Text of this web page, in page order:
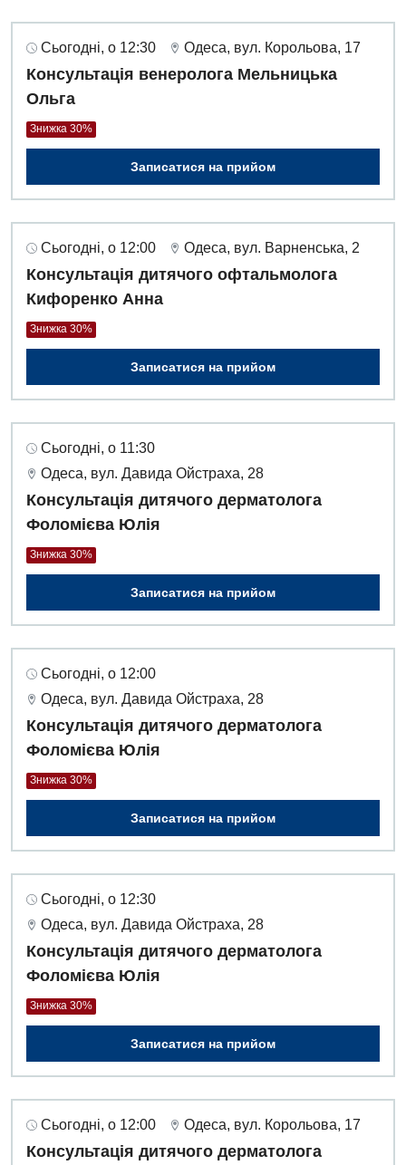
Дитяча офтальмологія
Дитяча хірургія
Педіатрія
Сьогодні, о 12:30 Одеса, вул. Корольова, 17
Консультація венеролога Мельницька
Ольга
Знижка 30%
Записатися на прийом
Сьогодні, о 12:00 Одеса, вул. Варненська, 2
Консультація дитячого офтальмолога
Кифоренко Анна
Знижка 30%
Записатися на прийом
Сьогодні, о 11:30
Одеса, вул. Давида Ойстраха, 28
Консультація дитячого дерматолога
Фоломієва Юлія
Знижка 30%
Записатися на прийом
Сьогодні, о 12:00
Одеса, вул. Давида Ойстраха, 28
Консультація дитячого дерматолога
Фоломієва Юлія
Знижка 30%
Записатися на прийом
Сьогодні, о 12:30
Одеса, вул. Давида Ойстраха, 28
Консультація дитячого дерматолога
Фоломієва Юлія
Знижка 30%
Записатися на прийом
Сьогодні, о 12:00 Одеса, вул. Корольова, 17
Консультація дитячого дерматолога